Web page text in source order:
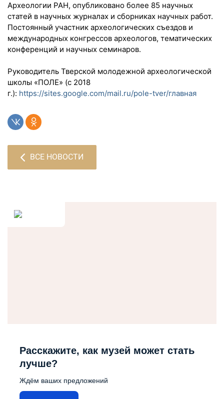
Археологии РАН, опубликовано более 85 научных
статей в научных журналах и сборниках научных работ.
Постоянный участник археологических съездов и
международных конгрессов археологов, тематических
конференций и научных семинаров.
Руководитель Тверской молодежной археологической
школы «ПОЛЕ» (с 2018
г.): https://sites.google.com/mail.ru/pole-tver/главная
ВСЕ НОВОСТИ
Расскажите, как музей может стать
лучше?
Ждём ваших предложений